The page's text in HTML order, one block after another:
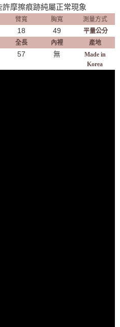
摩擦痕跡純屬正常現象
臂寬 胸寬
測量方式
18 49
平量公分
全長 內裡 產地
57 無
Made in
Korea